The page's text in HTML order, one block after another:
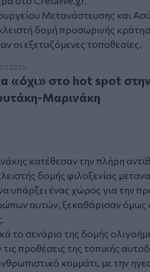
Μετανάστευσης και
δομή προσωρινής
οι εξεταζόμενες τοποθεσίες.
στο hot spot στην Κρήτη
«όχι» στο hot spot
Μαρινάκη
κατέθεσαν την πλήρη
δομής φιλοξενίας
υπάρξει ένας χώρος για την
αυτών, ξεκαθάρισαν όμως
το σενάριο της δομής
προθέσεις της τοπικής
κομμάτι, με την